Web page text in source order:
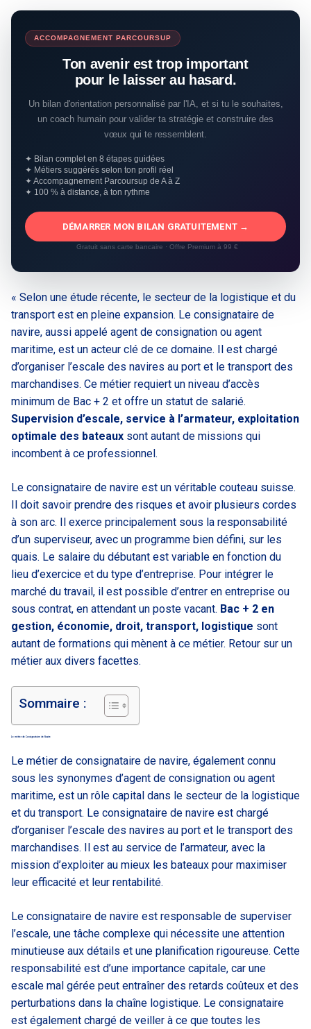
ACCOMPAGNEMENT PARCOURSUP
Ton avenir est trop important
pour le laisser au hasard.
Un bilan d'orientation personnalisé par l'IA, et si tu le souhaites,
un coach humain pour valider ta stratégie et construire des
vœux qui te ressemblent.
✦ Bilan complet en 8 étapes guidées
✦ Métiers suggérés selon ton profil réel
✦ Accompagnement Parcoursup de A à Z
✦ 100 % à distance, à ton rythme
DÉMARRER MON BILAN GRATUITEMENT →
Gratuit sans carte bancaire · Offre Premium à 99 €
« Selon une étude récente, le secteur de la logistique et du
transport est en pleine expansion. Le consignataire de
navire, aussi appelé agent de consignation ou agent
maritime, est un acteur clé de ce domaine. Il est chargé
d’organiser l’escale des navires au port et le transport des
marchandises. Ce métier requiert un niveau d’accès
minimum de Bac + 2 et offre un statut de salarié.
Supervision d’escale, service à l’armateur, exploitation
optimale des bateaux sont autant de missions qui
incombent à ce professionnel.
Le consignataire de navire est un véritable couteau suisse.
Il doit savoir prendre des risques et avoir plusieurs cordes
à son arc. Il exerce principalement sous la responsabilité
d’un superviseur, avec un programme bien défini, sur les
quais. Le salaire du débutant est variable en fonction du
lieu d’exercice et du type d’entreprise. Pour intégrer le
marché du travail, il est possible d’entrer en entreprise ou
sous contrat, en attendant un poste vacant. Bac + 2 en
gestion, économie, droit, transport, logistique sont
autant de formations qui mènent à ce métier. Retour sur un
métier aux divers facettes.
Sommaire :
Le métier de Consignataire de Navire
Le métier de consignataire de navire, également connu
sous les synonymes d’agent de consignation ou agent
maritime, est un rôle capital dans le secteur de la logistique
et du transport. Le consignataire de navire est chargé
d’organiser l’escale des navires au port et le transport des
marchandises. Il est au service de l’armateur, avec la
mission d’exploiter au mieux les bateaux pour maximiser
leur efficacité et leur rentabilité.
Le consignataire de navire est responsable de superviser
l’escale, une tâche complexe qui nécessite une attention
minutieuse aux détails et une planification rigoureuse. Cette
responsabilité est d’une importance capitale, car une
escale mal gérée peut entraîner des retards coûteux et des
perturbations dans la chaîne logistique. Le consignataire
est également chargé de veiller à ce que toutes les